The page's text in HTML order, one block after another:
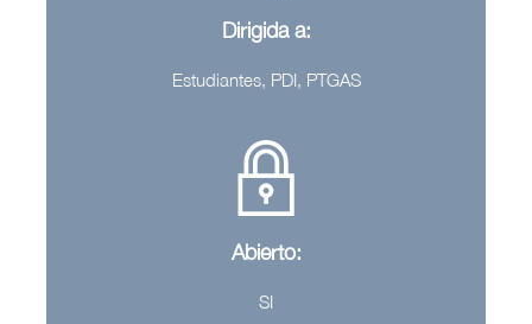
Dirigida a:
Estudiantes, PDI, PTGAS
Abierto:
SI